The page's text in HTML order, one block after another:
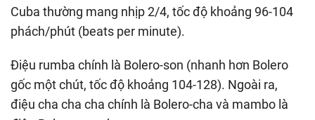
Cuba thường mang nhịp 2/4, tốc độ khoảng 96-104
phách/phút (beats per minute).
Điệu rumba chính là Bolero-son (nhanh hơn Bolero
gốc một chút, tốc độ khoảng 104-128). Ngoài ra,
điệu cha cha cha chính là Bolero-cha và mambo là